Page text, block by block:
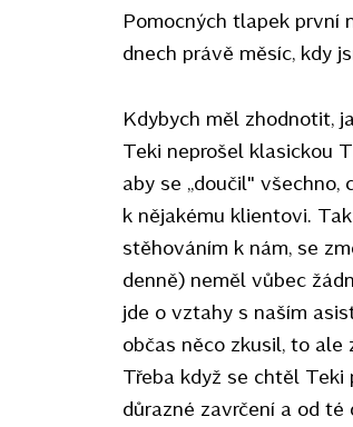
Pomocných tlapek první
dnech právě měsíc, kdy
Kdybych měl zhodnotit,
Teki neprošel klasickou
aby se „doučil"
k nějakému klientovi.
stěhováním k nám, se
denně) neměl vůbec
jde o vztahy s naším
občas něco zkusil, to ale
Třeba když se chtěl Teki
důrazné zavrčení a od té